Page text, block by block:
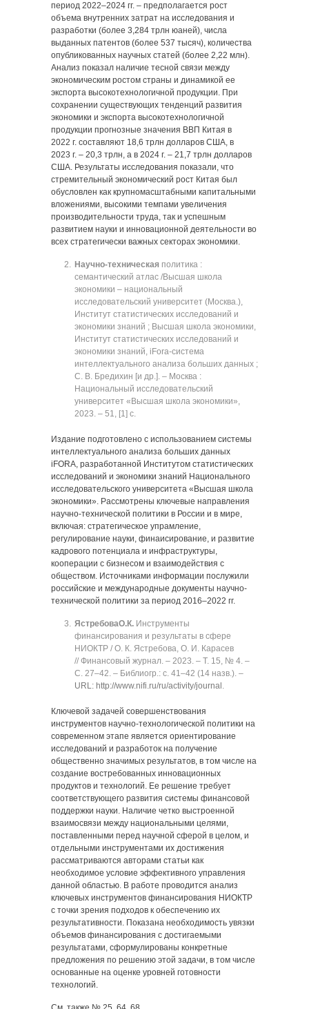
период 2022–2024 гг. ‒ предполагается рост
объема внутренних затрат на исследования и
разработки (более 3,284 трлн юаней), числа
выданных патентов (более 537 тысяч), количества
опубликованных научных статей (более 2,22 млн).
Анализ показал наличие тесной связи между
экономическим ростом страны и динамикой ее
экспорта высокотехнологичной продукции. При
сохранении существующих тенденций развития
экономики и экспорта высокотехнологичной
продукции прогнозные значения ВВП Китая в
2022 г. составляют 18,6 трлн долларов США, в
2023 г. – 20,3 трлн, а в 2024 г. – 21,7 трлн долларов
США. Результаты исследования показали, что
стремительный экономический рост Китая был
обусловлен как крупномасштабными капитальными
вложениями, высокими темпами увеличения
производительности труда, так и успешным
развитием науки и инновационной деятельности во
всех стратегически важных секторах экономики.
Научно-техническая политика :
семантический атлас /Высшая школа
экономики ‒ национальный
исследовательский университет (Москва.),
Институт статистических исследований и
экономики знаний ; Высшая школа экономики,
Институт статистических исследований и
экономики знаний, iFora-система
интеллектуального анализа больших данных ;
С. В. Бредихин [и др.]. ‒ Москва :
Национальный исследовательский
университет «Высшая школа экономики»,
2023. ‒ 51, [1] с.
Издание подготовлено с использованием системы
интеллектуального анализа больших данных
iFORA, разработанной Институтом статистических
исследований и экономики знаний Национального
исследовательского университета «Высшая школа
экономики». Рассмотрены ключевые направления
научно-технической политики в России и в мире,
включая: стратегическое упрамление,
регулирование науки, финаисирование, и развитие
кадрового потенциала и инфраструктуры,
кооперации с бизнесом и взаимодействия с
обществом. Источниками информации послужили
российские и международные документы научно-
технической политики за период 2016‒2022 гг.
ЯстребоваО.К. Инструменты
финансирования и результаты в сфере
НИОКТР / О. К. Ястребова, О. И. Карасев
// Финансовый журнал. ‒ 2023. ‒ Т. 15, № 4. ‒
C. 27‒42. ‒ Библиогр.: с. 41‒42 (14 назв.). ‒
URL: http://www.nifi.ru/ru/activity/journal .
Ключевой задачей совершенствования
инструментов научно-технологической политики на
современном этапе является ориентирование
исследований и разработок на получение
общественно значимых результатов, в том числе на
создание востребованных инновационных
продуктов и технологий. Ее решение требует
соответствующего развития системы финансовой
поддержки науки. Наличие четко выстроенной
взаимосвязи между национальными целями,
поставленными перед научной сферой в целом, и
отдельными инструментами их достижения
рассматриваются авторами статьи как
необходимое условие эффективного управления
данной областью. В работе проводится анализ
ключевых инструментов финансирования НИОКТР
с точки зрения подходов к обеспечению их
результативности. Показана необходимость увязки
объемов финансирования с достигаемыми
результатами, сформулированы конкретные
предложения по решению этой задачи, в том числе
основанные на оценке уровней готовности
технологий.